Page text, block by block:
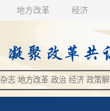
地方改革 经济